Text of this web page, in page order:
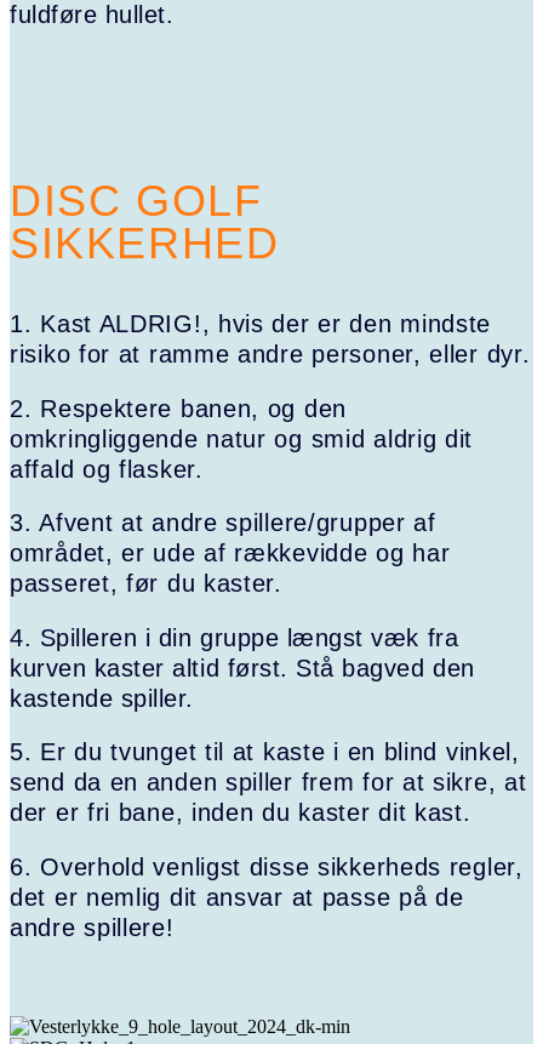
fuldføre hullet.
DISC GOLF
SIKKERHED
1. Kast ALDRIG!, hvis der er den mindste
risiko for at ramme andre personer, eller dyr.
2. Respektere banen, og den
omkringliggende natur og smid aldrig dit
affald og flasker.
3. Afvent at andre spillere/grupper af
området, er ude af rækkevidde og har
passeret, før du kaster.
4. Spilleren i din gruppe længst væk fra
kurven kaster altid først. Stå bagved den
kastende spiller.
5. Er du tvunget til at kaste i en blind vinkel,
send da en anden spiller frem for at sikre, at
der er fri bane, inden du kaster dit kast.
6. Overhold venligst disse sikkerheds regler,
det er nemlig dit ansvar at passe på de
andre spillere!